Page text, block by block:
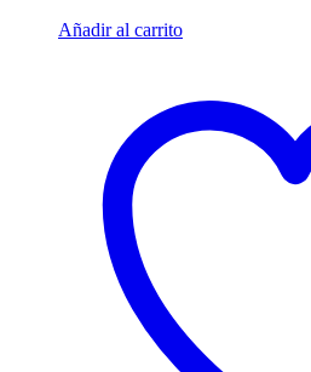
Añadir al carrito